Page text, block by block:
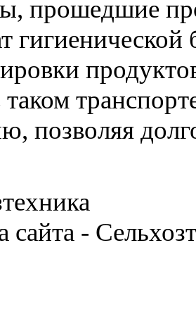
прошедшие
позволяя
сайта -